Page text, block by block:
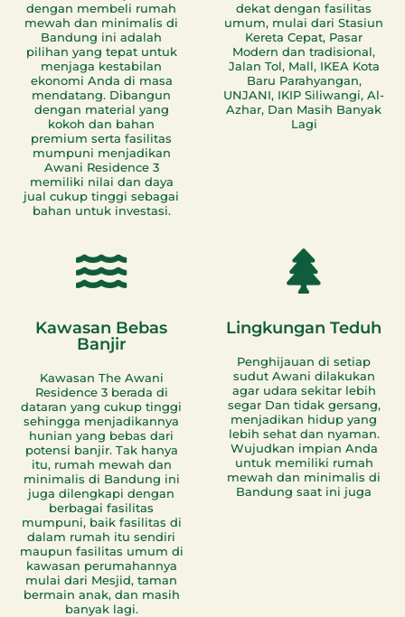
dengan membeli rumah
mewah dan minimalis di
Bandung ini adalah
pilihan yang tepat untuk
menjaga kestabilan
ekonomi Anda di masa
mendatang. Dibangun
dengan material yang
kokoh dan bahan
premium serta fasilitas
mumpuni menjadikan
Awani Residence 3
memiliki nilai dan daya
jual cukup tinggi sebagai
bahan untuk investasi.
dekat dengan fasilitas
umum, mulai dari Stasiun
Kereta Cepat, Pasar
Modern dan tradisional,
Jalan Tol, Mall, IKEA Kota
Baru Parahyangan,
UNJANI, IKIP Siliwangi, Al-
Azhar, Dan Masih Banyak
Lagi
Kawasan Bebas
Banjir
Kawasan The Awani
Residence 3 berada di
dataran yang cukup tinggi
sehingga menjadikannya
hunian yang bebas dari
potensi banjir. Tak hanya
itu, rumah mewah dan
minimalis di Bandung ini
juga dilengkapi dengan
berbagai fasilitas
mumpuni, baik fasilitas di
dalam rumah itu sendiri
maupun fasilitas umum di
kawasan perumahannya
mulai dari Mesjid, taman
bermain anak, dan masih
banyak lagi.
Lingkungan Teduh
Penghijauan di setiap
sudut Awani dilakukan
agar udara sekitar lebih
segar Dan tidak gersang,
menjadikan hidup yang
lebih sehat dan nyaman.
Wujudkan impian Anda
untuk memiliki rumah
mewah dan minimalis di
Bandung saat ini juga